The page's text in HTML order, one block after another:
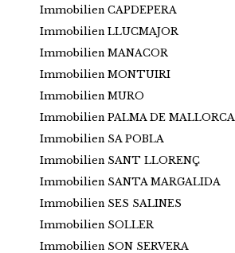
Immobilien CAPDEPERA
Immobilien LLUCMAJOR
Immobilien MANACOR
Immobilien MONTUIRI
Immobilien MURO
Immobilien PALMA DE MALLORCA
Immobilien SA POBLA
Immobilien SANT LLORENÇ
Immobilien SANTA MARGALIDA
Immobilien SES SALINES
Immobilien SOLLER
Immobilien SON SERVERA